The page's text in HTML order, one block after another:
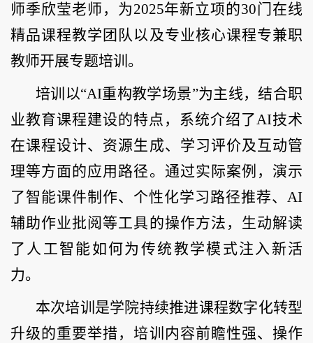
师季欣莹老师，为2025年新立项的30门在线
精品课程教学团队以及专业核心课程专兼职
教师开展专题培训。
培训以“AI重构教学场景”为主线，结合职
业教育课程建设的特点，系统介绍了AI技术
在课程设计、资源生成、学习评价及互动管
理等方面的应用路径。通过实际案例，演示
了智能课件制作、个性化学习路径推荐、AI
辅助作业批阅等工具的操作方法，生动解读
了人工智能如何为传统教学模式注入新活
力。
本次培训是学院持续推进课程数字化转型
升级的重要举措，培训内容前瞻性强、操作